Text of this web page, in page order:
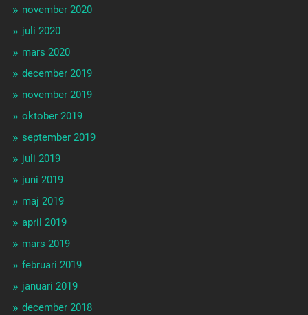
november 2020
juli 2020
mars 2020
december 2019
november 2019
oktober 2019
september 2019
juli 2019
juni 2019
maj 2019
april 2019
mars 2019
februari 2019
januari 2019
december 2018